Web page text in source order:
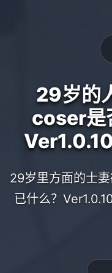
29岁的
coser是
29岁里方面的士
已什么？